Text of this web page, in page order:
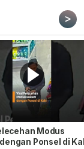
>
Modus
dengan Ponsel di